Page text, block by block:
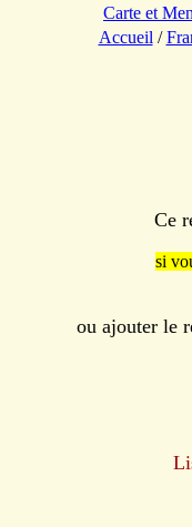
Carte et
Accueil /
Ce
si
ou ajouter le